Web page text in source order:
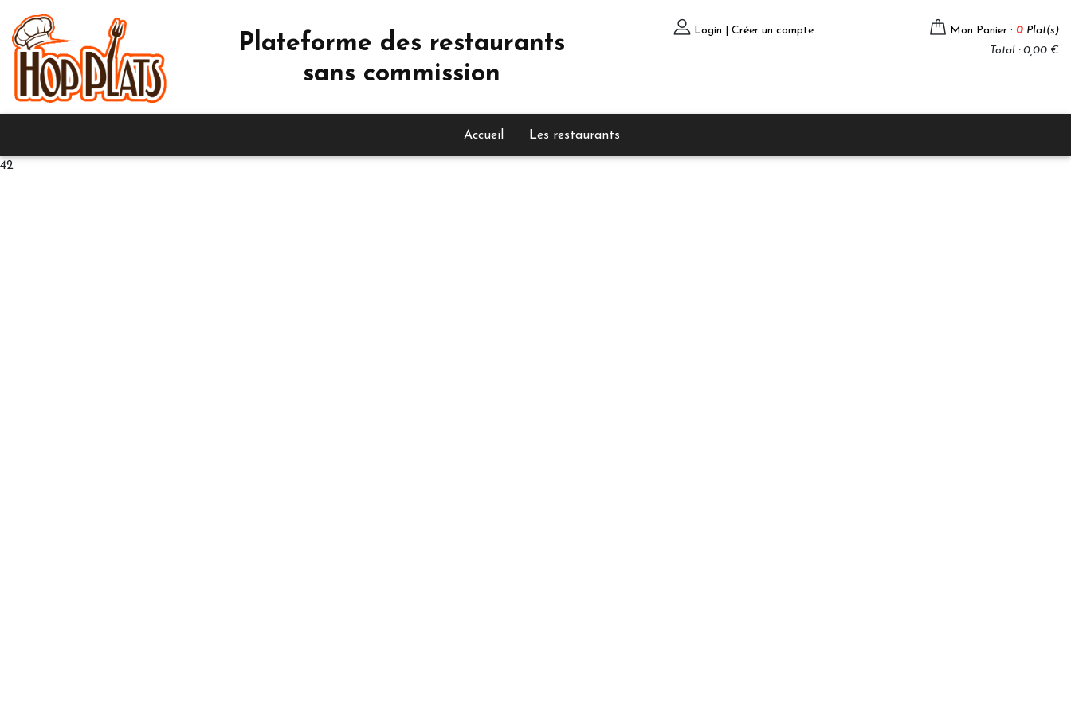
Plateforme des restaurants
sans commission
Login | Créer un compte Mon Panier : 0 Plat(s)
Total : 0,00 €
Accueil Les restaurants
42